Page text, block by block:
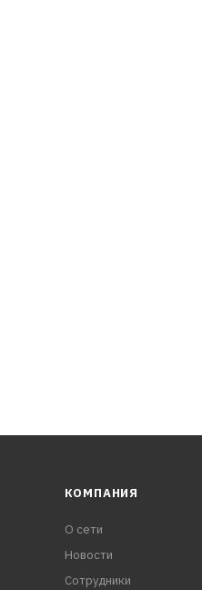
X-cess gen2 5W-40
КОМПАНИЯ
О сети
Новости
Сотрудники